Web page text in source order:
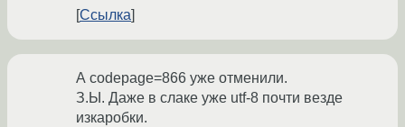
Ссылка
А codepage=866 уже отменили.
З.Ы. Даже в слаке уже utf-8 почти везде
изкаробки.